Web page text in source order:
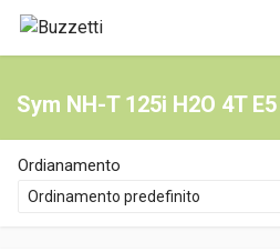
Sym NH-T 125i H2O 4T
Ordianamento